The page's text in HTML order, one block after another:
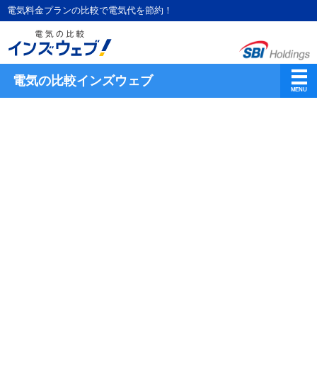
電気料金プランの比較で電気代を節約！
電気の比較インズウェブ